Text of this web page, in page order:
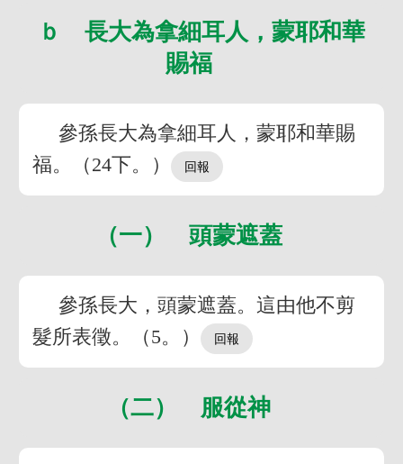
ｂ 長大為拿細耳人，蒙耶和華
賜福
參孫長大為拿細耳人，蒙耶和華賜
福。（24下。）
（一） 頭蒙遮蓋
參孫長大，頭蒙遮蓋。這由他不剪
髮所表徵。（5。）
（二） 服從神